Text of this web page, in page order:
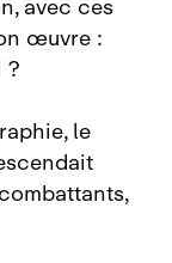
avec ces
œuvre :
?
le